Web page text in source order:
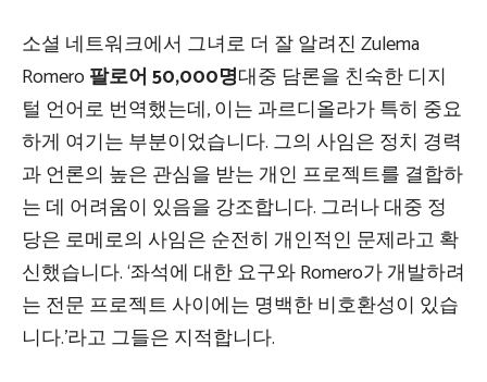
소셜 네트워크에서 그녀로 더 잘 알려진 Zulema
Romero 팔로어 50,000명대중 담론을 친숙한 디지
털 언어로 번역했는데, 이는 과르디올라가 특히 중요
하게 여기는 부분이었습니다. 그의 사임은 정치 경력
과 언론의 높은 관심을 받는 개인 프로젝트를 결합하
는 데 어려움이 있음을 강조합니다. 그러나 대중 정
당은 로메로의 사임은 순전히 개인적인 문제라고 확
신했습니다. ‘좌석에 대한 요구와 Romero가 개발하려
는 전문 프로젝트 사이에는 명백한 비호환성이 있습
니다.’라고 그들은 지적합니다.